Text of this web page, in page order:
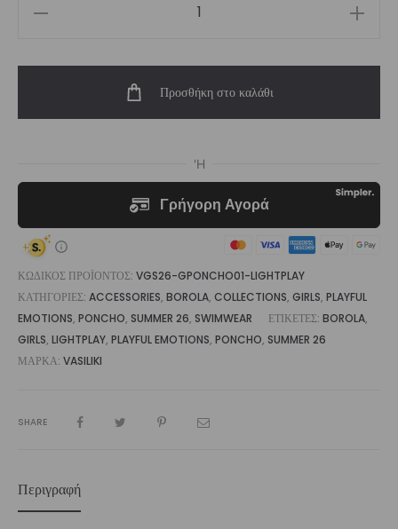
€49,00.
Lightplay
Προσθήκη στο καλάθι
ΚΩΔΙΚΌΣ ΠΡΟΪΌΝΤΟΣ: VGS26-GPONCHO01-LIGHTPLAY
ΚΑΤΗΓΟΡΊΕΣ: ACCESSORIES, BOROLA, COLLECTIONS, GIRLS, PLAYFUL
EMOTIONS, PONCHO, SUMMER 26, SWIMWEAR ΕΤΙΚΈΤΕΣ: BOROLA,
GIRLS, LIGHTPLAY, PLAYFUL EMOTIONS, PONCHO, SUMMER 26
ΜΆΡΚΑ: VASILIKI
SHARE
Περιγραφή